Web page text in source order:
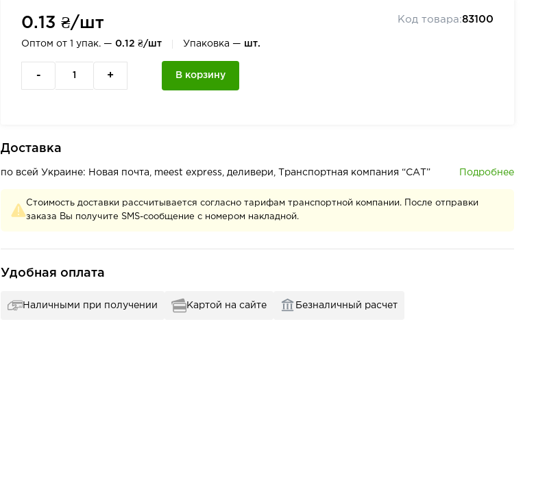
0.13 ₴/шт Код товара:83100
Оптом от 1 упак. —0.12 ₴/шт Упаковка — шт.
- + В корзину
Доставка
по всей Украине: Новая почта, meest express, деливери, Транспортная компания “САТ” Подробнее
Стоимость доставки рассчитывается согласно тарифам транспортной компании. После отправки
заказа Вы получите SMS-сообщение с номером накладной.
Удобная оплата
Наличными при получении Картой на сайте Безналичный расчет